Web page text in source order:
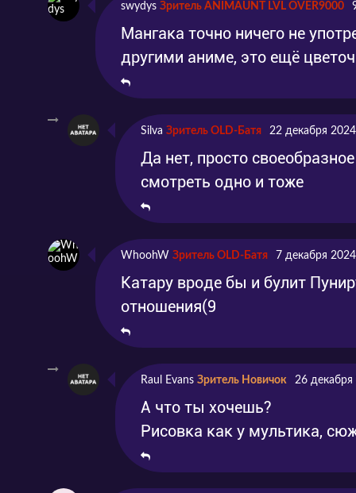
swydys Зритель ANIMAUNT LVL OVER9000
Мангака точно ничего не
другими аниме, это ещё
Silva Зритель OLD-Батя 22 декабря
Да нет, просто
смотреть одно и тоже
WhoohW Зритель OLD-Батя 7 декабря
Катару вроде бы и булит
отношения(9
Raul Evans Зритель Новичок 26
А что ты хочешь?
Рисовка как у мультика,